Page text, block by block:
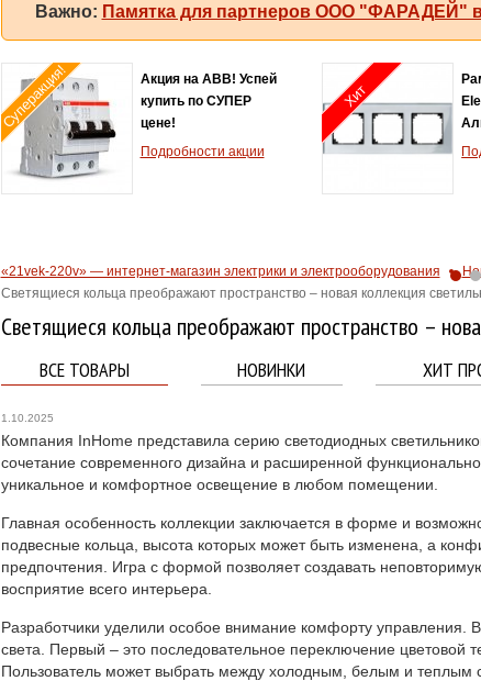
Важно: Памятка для партнеров ООО "ФАРАДЕЙ" в
Суперакция!
Акция на ABB! Успей
купить по СУПЕР
цене!
Подробности акции
Хит
«21vek-220v» — интернет-магазин электрики и электрооборудования
Светящиеся кольца преображают пространство – новая коллекция
Светящиеся кольца преображают пространство –
ВСЕ ТОВАРЫ НОВИНКИ ХИТ
1.10.2025
Компания InHome представила серию светодиодных
сочетание современного дизайна и расширенной
уникальное и комфортное освещение в любом помещении.
Главная особенность коллекции заключается в форме и
подвесные кольца, высота которых может быть изменена, а
предпочтения. Игра с формой позволяет создавать
восприятие всего интерьера.
Разработчики уделили особое внимание комфорту управления.
света. Первый – это последовательное переключение
Пользователь может выбрать между холодным, белым и теплым